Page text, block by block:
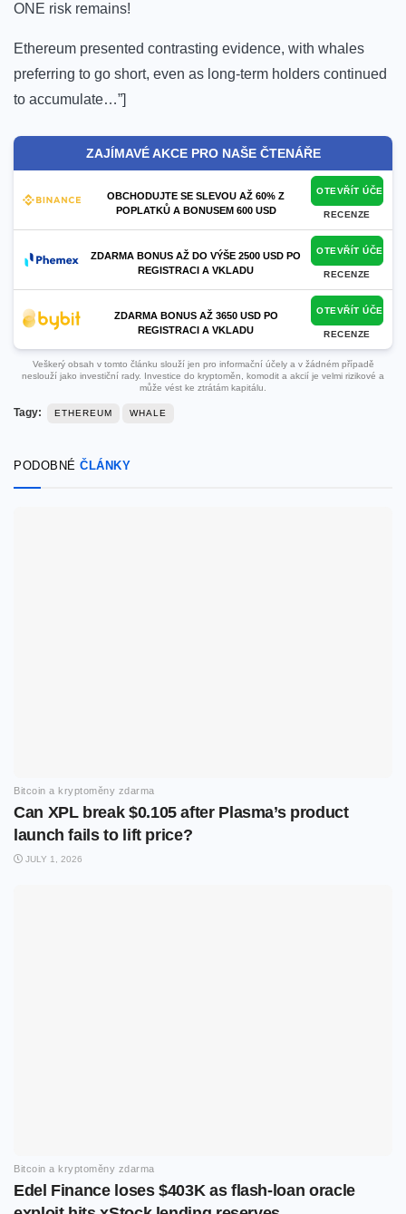
ONE risk remains!
Ethereum presented contrasting evidence, with whales
preferring to go short, even as long-term holders continued
to accumulate…”]
ZAJÍMAVÉ AKCE PRO NAŠE ČTENÁŘE
OBCHODUJTE SE SLEVOU AŽ 60% Z
POPLATKŮ A BONUSEM 600 USD
OTEVŘÍT ÚČET
RECENZE
ZDARMA BONUS AŽ DO VÝŠE 2500 USD PO
REGISTRACI A VKLADU
OTEVŘÍT ÚČET
RECENZE
ZDARMA BONUS AŽ 3650 USD PO
REGISTRACI A VKLADU
OTEVŘÍT ÚČET
RECENZE
Veškerý obsah v tomto článku slouží jen pro informační účely a v žádném případě
neslouží jako investiční rady. Investice do kryptoměn, komodit a akcií je velmi rizikové a
může vést ke ztrátám kapitálu.
Tagy: ETHEREUM WHALE
PODOBNÉ ČLÁNKY
Bitcoin a kryptoměny zdarma
Can XPL break $0.105 after Plasma’s product
launch fails to lift price?
JULY 1, 2026
Bitcoin a kryptoměny zdarma
Edel Finance loses $403K as flash-loan oracle